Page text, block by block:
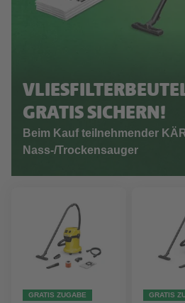
GRATIS SICHERN!
Beim Kauf teilnehmender
Nass-/Trockensauger
GRATIS ZUGABE GRATIS